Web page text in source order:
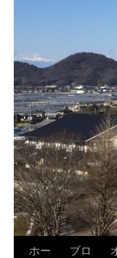
ホー
ブロ